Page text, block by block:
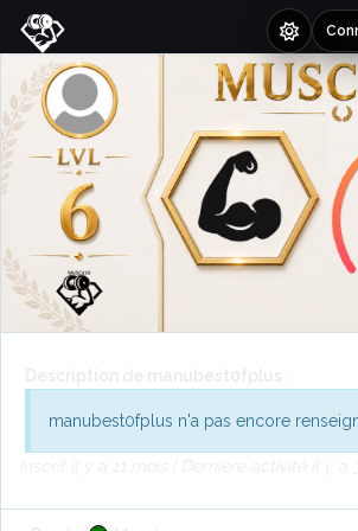
manubest0fplus n'a pas encore